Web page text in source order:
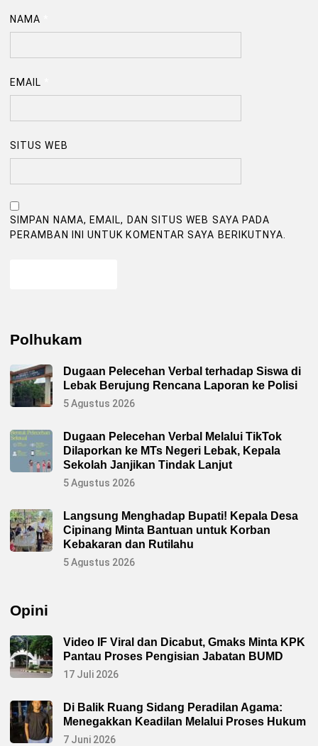
NAMA
EMAIL
SITUS WEB
SIMPAN NAMA, EMAIL, DAN SITUS WEB SAYA PADA
PERAMBAN INI UNTUK KOMENTAR SAYA BERIKUTNYA.
Polhukam
Dugaan Pelecehan Verbal terhadap Siswa di
Lebak Berujung Rencana Laporan ke Polisi
5 Agustus 2026
Dugaan Pelecehan Verbal Melalui TikTok
Dilaporkan ke MTs Negeri Lebak, Kepala
Sekolah Janjikan Tindak Lanjut
5 Agustus 2026
Langsung Menghadap Bupati! Kepala Desa
Cipinang Minta Bantuan untuk Korban
Kebakaran dan Rutilahu
5 Agustus 2026
Opini
Video IF Viral dan Dicabut, Gmaks Minta KPK
Pantau Proses Pengisian Jabatan BUMD
17 Juli 2026
Di Balik Ruang Sidang Peradilan Agama:
Menegakkan Keadilan Melalui Proses Hukum
7 Juni 2026